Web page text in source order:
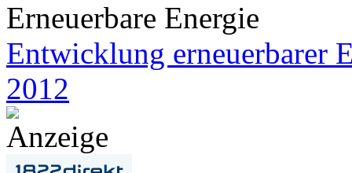
Erneuerbare Energie
Entwicklung erneuerbarer
2012
Anzeige